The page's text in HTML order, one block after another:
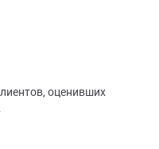
оценивших